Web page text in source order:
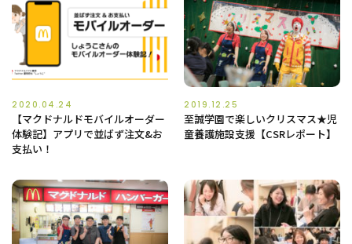
2020.04.24
【マクドナルドモバイルオーダー
体験記】アプリで並ばず注文&お
支払い！
2019.12.25
至誠学園で楽しいクリスマス★児
童養護施設支援【CSRレポート】